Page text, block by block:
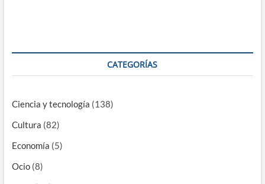
CATEGORÍAS
Ciencia y tecnología (138)
Cultura (82)
Economía (5)
Ocio(8)